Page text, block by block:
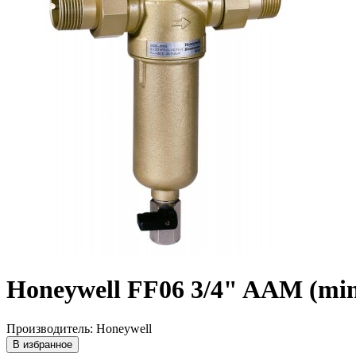
Honeywell FF06 3/4" AAM
Производитель: Honeywell
В избранное